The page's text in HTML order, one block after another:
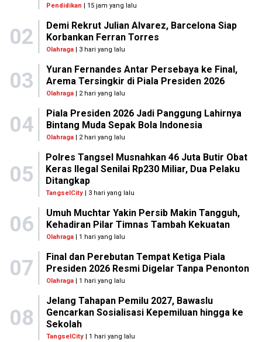
Pendidikan | 15 jam yang lalu
02
Demi Rekrut Julian Alvarez, Barcelona Siap
Korbankan Ferran Torres
Olahraga| 3 hari yang lalu
03
Yuran Fernandes Antar Persebaya ke Final,
Arema Tersingkir di Piala Presiden 2026
Olahraga| 2 hari yang lalu
04
Piala Presiden 2026 Jadi Panggung Lahirnya
Bintang Muda Sepak Bola Indonesia
Olahraga| 2 hari yang lalu
05
Polres Tangsel Musnahkan 46 Juta Butir Obat
Keras Ilegal Senilai Rp230 Miliar, Dua Pelaku
Ditangkap
TangselCity | 3 hari yang lalu
06
Umuh Muchtar Yakin Persib Makin Tangguh,
Kehadiran Pilar Timnas Tambah Kekuatan
Olahraga| 1 hari yang lalu
07
Final dan Perebutan Tempat Ketiga Piala
Presiden 2026 Resmi Digelar Tanpa Penonton
Olahraga| 1 hari yang lalu
08
Jelang Tahapan Pemilu 2027, Bawaslu
Gencarkan Sosialisasi Kepemiluan hingga ke
Sekolah
TangselCity| 1 hari yang lalu